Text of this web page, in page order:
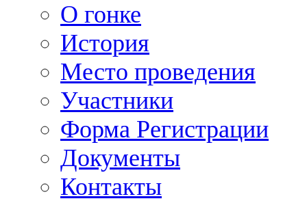
О гонке
История
Место проведения
Участники
Форма Регистрации
Документы
Контакты